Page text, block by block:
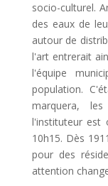
socio-culturel.
des eaux de
autour de
l'art entrerait
l'équipe
population.
marquera,
l'instituteur est
10h15. Dès
pour des
attention